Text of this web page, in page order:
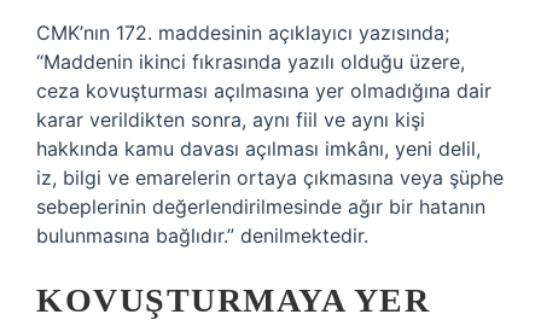
CMK’nın 172. maddesinin açıklayıcı yazısında;
“Maddenin ikinci fıkrasında yazılı olduğu üzere,
ceza kovuşturması açılmasına yer olmadığına dair
karar verildikten sonra, aynı fiil ve aynı kişi
hakkında kamu davası açılması imkânı, yeni delil,
iz, bilgi ve emarelerin ortaya çıkmasına veya şüphe
sebeplerinin değerlendirilmesinde ağır bir hatanın
bulunmasına bağlıdır.” denilmektedir.
KOVUŞTURMAYA YER